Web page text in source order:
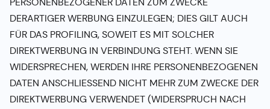
DERARTIGER WERBUNG EINZULEGEN; DIES GILT AUCH
FÜR DAS PROFILING, SOWEIT ES MIT SOLCHER
DIREKTWERBUNG IN VERBINDUNG STEHT. WENN SIE
WIDERSPRECHEN, WERDEN IHRE PERSONENBEZOGENEN
DATEN ANSCHLIESSEND NICHT MEHR ZUM ZWECKE DER
DIREKTWERBUNG VERWENDET (WIDERSPRUCH NACH